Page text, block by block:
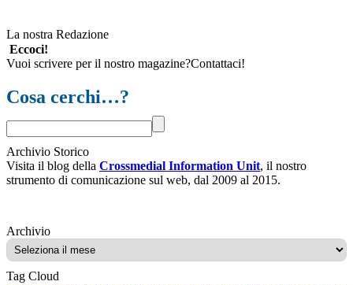
La nostra Redazione
Eccoci!
Vuoi scrivere per il nostro magazine?Contattaci!
Cosa cerchi…?
Archivio Storico
Visita il blog della Crossmedial Information Unit, il nostro
strumento di comunicazione sul web, dal 2009 al 2015.
ArchivioArchivio
Tag Cloud